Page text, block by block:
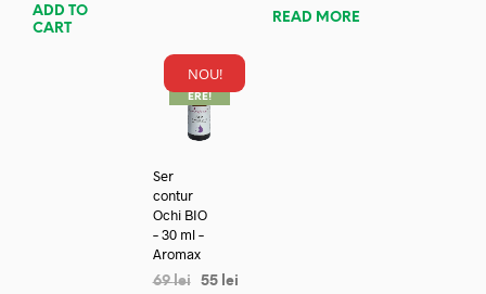
ADD TO
CART
READ MORE
NOU!
REDUC
ERE!
Ser
contur
Ochi BIO
– 30 ml –
Aromax
69lei 55 lei